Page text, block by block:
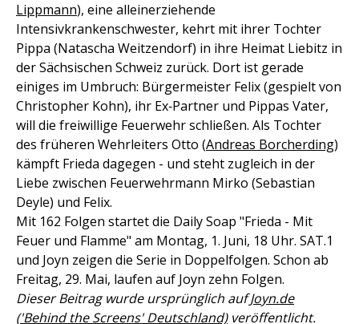
Lippmann), eine alleinerziehende
Intensivkrankenschwester, kehrt mit ihrer Tochter
Pippa (Natascha Weitzendorf) in ihre Heimat Liebitz in
der Sächsischen Schweiz zurück. Dort ist gerade
einiges im Umbruch: Bürgermeister Felix (gespielt von
Christopher Kohn), ihr Ex‑Partner und Pippas Vater,
will die freiwillige Feuerwehr schließen. Als Tochter
des früheren Wehrleiters Otto (Andreas Borcherding)
kämpft Frieda dagegen - und steht zugleich in der
Liebe zwischen Feuerwehrmann Mirko (Sebastian
Deyle) und Felix.
Mit 162 Folgen startet die Daily Soap "Frieda - Mit
Feuer und Flamme" am Montag, 1. Juni, 18 Uhr. SAT.1
und Joyn zeigen die Serie in Doppelfolgen. Schon ab
Freitag, 29. Mai, laufen auf Joyn zehn Folgen.
Dieser Beitrag wurde ursprünglich aufJoyn.de
('Behind the Screens' Deutschland)veröffentlicht.